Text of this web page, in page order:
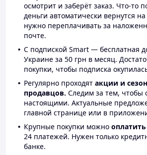
осмотрит и заберёт заказ. Что-то
деньги автоматически вернутся
нужно переплачивать за
почте.
С подпиской Smart — бесплатная
Украине за 50 грн в месяц.
покупки, чтобы подписка
Регулярно проходят акции и
продавцов. Следим за тем, чтобы
настоящими. Актуальные
главной странице или в
Крупные покупки можно
24 платежей. Нужен только
банке.